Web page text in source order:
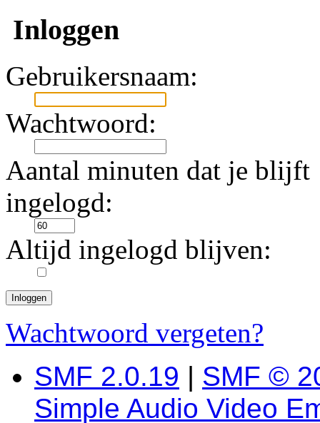
Inloggen
Gebruikersnaam:
Wachtwoord:
Aantal minuten dat je blijft
ingelogd:
Altijd ingelogd blijven:
Wachtwoord vergeten?
SMF 2.0.19 | SMF ©
Simple Audio Video